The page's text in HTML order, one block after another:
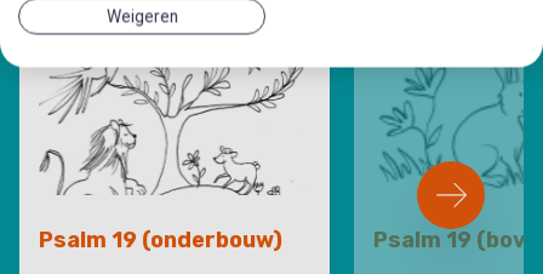
Psalm 19 (onderbouw) Psalm 19
Weigeren